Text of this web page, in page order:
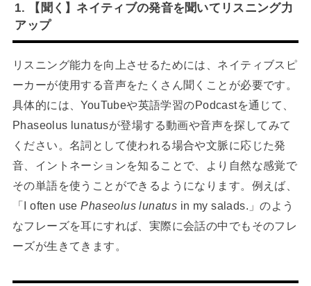
1. 【聞く】ネイティブの発音を聞いてリスニング力
アップ
リスニング能力を向上させるためには、ネイティブスピ
ーカーが使用する音声をたくさん聞くことが必要です。
具体的には、YouTubeや英語学習のPodcastを通じて、
Phaseolus lunatusが登場する動画や音声を探してみて
ください。名詞として使われる場合や文脈に応じた発
音、イントネーションを知ることで、より自然な感覚で
その単語を使うことができるようになります。例えば、
「I often usePhaseolus lunatus in my salads.」のよう
なフレーズを耳にすれば、実際に会話の中でもそのフレ
ーズが生きてきます。